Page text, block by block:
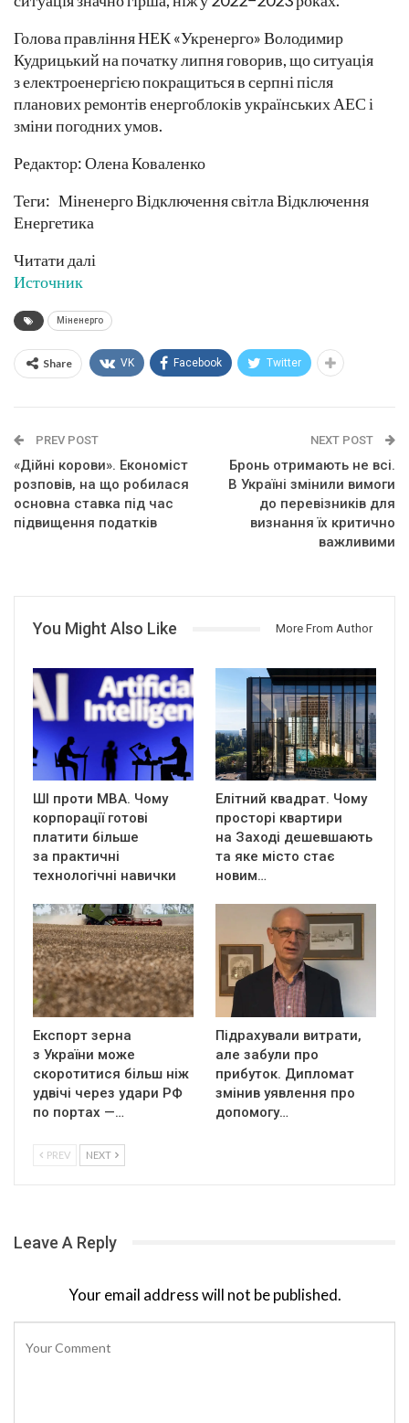
Голова правління НЕК «Укренерго» Володимир
Кудрицький на початку липня говорив, що ситуація
з електроенергією покращиться в серпні після
планових ремонтів енергоблоків українських АЕС і
зміни погодних умов.
Редактор: Олена Коваленко
Теги: Міненерго Відключення світла Відключення
Енергетика
Читати далі
Источник
Міненерго
Share VK Facebook Twitter
PREV POST
«Дійні корови». Економіст
розповів, на що робилася
основна ставка під час
підвищення податків
NEXT POST
Бронь отримають не всі.
В Україні змінили вимоги
до перевізників для
визнання їх критично
важливими
You Might Also Like More From Author
ШІ проти MBA. Чому
корпорації готові
платити більше
за практичні
технологічні навички
Елітний квадрат. Чому
просторі квартири
на Заході дешевшають
та яке місто стає
новим…
Експорт зерна
з України може
скоротитися більш ніж
удвічі через удари РФ
по портах —…
Підрахували витрати,
але забули про
прибуток. Дипломат
змінив уявлення про
допомогу…
PREV NEXT
Leave A Reply
Your email address will not be published.